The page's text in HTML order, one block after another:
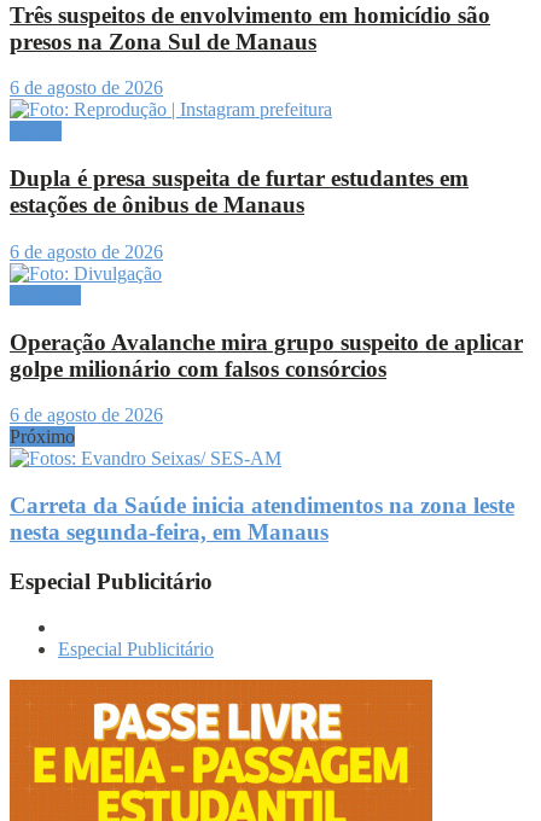
Três suspeitos de envolvimento em homicídio são
presos na Zona Sul de Manaus
6 de agosto de 2026
Dupla é presa suspeita de furtar estudantes em
estações de ônibus de Manaus
6 de agosto de 2026
Operação Avalanche mira grupo suspeito de aplicar
golpe milionário com falsos consórcios
6 de agosto de 2026
Próximo
Carreta da Saúde inicia atendimentos na zona leste
nesta segunda-feira, em Manaus
Especial Publicitário
Especial Publicitário